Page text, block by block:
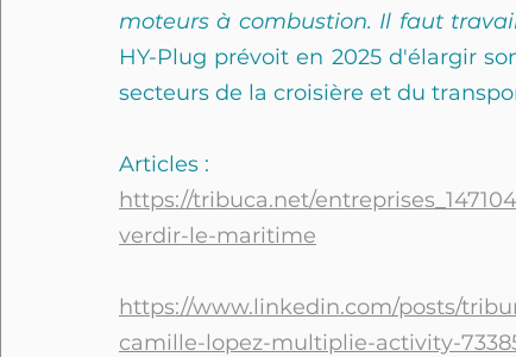
moteurs à combustion. Il faut
HY-Plug prévoit en 2025 d'élargir
secteurs de la croisière et du
Articles :
https://tribuca.net/
verdir-le-maritime
https://www.linkedin.com/posts/
camille-lopez-multiplie-activity-